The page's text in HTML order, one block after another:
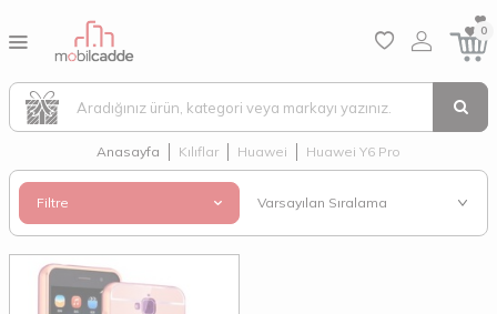
0
Anasayfa Kılıflar Huawei Huawei Y6 Pro
Filtre